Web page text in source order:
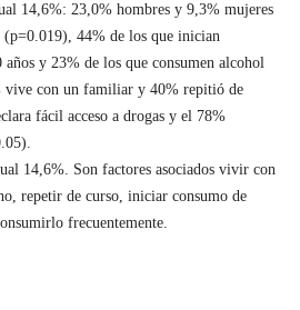
14,6%: 23,0% hombres y 9,3% mujeres
44% de los que inician
y 23% de los que consumen alcohol
vive con un familiar y 40% repitió de
fácil acceso a drogas y el 78%
14,6%. Son factores asociados vivir con
repetir de curso, iniciar consumo de
frecuentemente.